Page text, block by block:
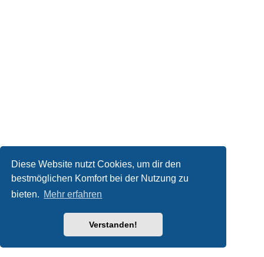
Diese Website nutzt Cookies, um dir den
bestmöglichen Komfort bei der Nutzung zu
bieten. Mehr erfahren
Verstanden!